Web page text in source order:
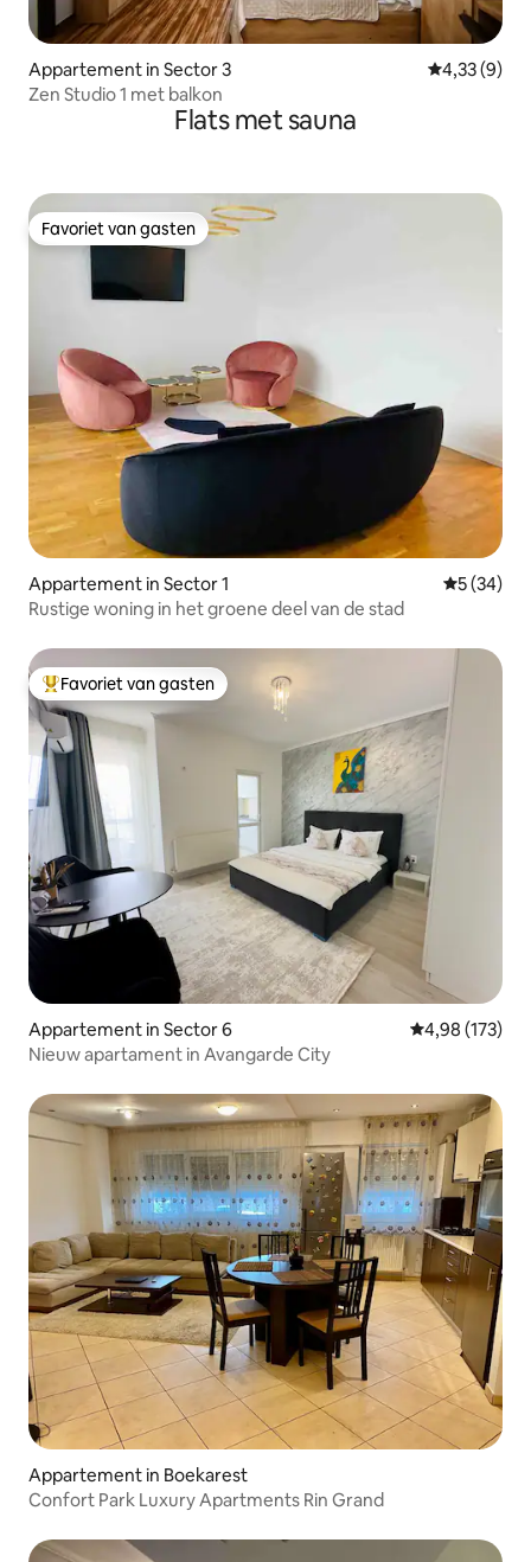
Appartement in Sector 3
4,33 (9)
Zen Studio 1 met balkon
Flats met sauna
Favoriet van gasten
Favoriet van gasten
Appartement in Sector 1
5 (34)
Rustige woning in het groene deel van de stad
Topfavoriet van gasten
Favoriet van gasten
Appartement in Sector 6 Gemiddelde
4,98 (173)
Nieuw apartament in Avangarde City
Appartement in Boekarest
Confort Park Luxury Apartments Rin Grand